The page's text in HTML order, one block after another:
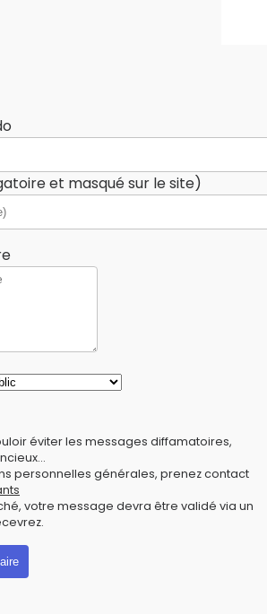
et masqué sur le site)
éviter les messages diffamatoires,
personnelles générales, prenez contact
votre message devra être validé via un